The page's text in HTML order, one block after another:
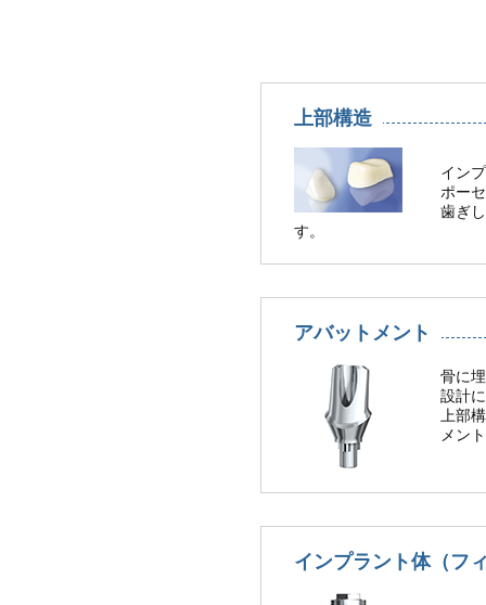
上部構造
イン
ポー
歯ぎ
す。
アバットメント
骨に
設計
上部
メン
インプラント体（フ